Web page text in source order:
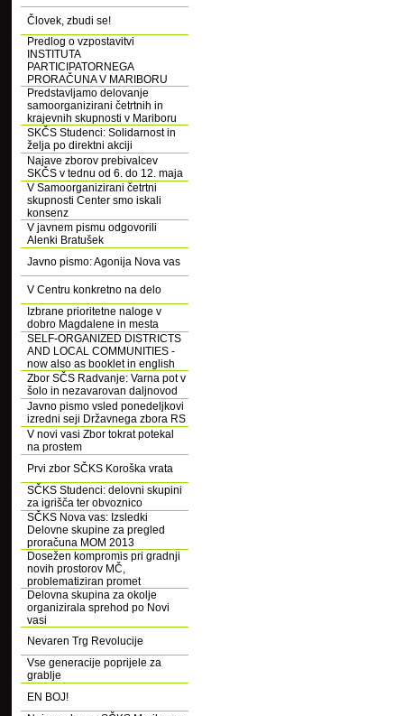
Človek, zbudi se!
Predlog o vzpostavitvi
INSTITUTA
PARTICIPATORNEGA
PRORAČUNA V MARIBORU
Predstavljamo delovanje
samoorganizirani četrtnih in
krajevnih skupnosti v Mariboru
SKČS Studenci: Solidarnost in
želja po direktni akciji
Najave zborov prebivalcev
SKČS v tednu od 6. do 12. maja
V Samoorganizirani četrtni
skupnosti Center smo iskali
konsenz
V javnem pismu odgovorili
Alenki Bratušek
Javno pismo: Agonija Nova vas
V Centru konkretno na delo
Izbrane prioritetne naloge v
dobro Magdalene in mesta
SELF-ORGANIZED DISTRICTS
AND LOCAL COMMUNITIES -
now also as booklet in english
Zbor SČS Radvanje: Varna pot v
šolo in nezavarovan daljnovod
Javno pismo vsled ponedeljkovi
izredni seji Državnega zbora RS
V novi vasi Zbor tokrat potekal
na prostem
Prvi zbor SČKS Koroška vrata
SČKS Studenci: delovni skupini
za igrišča ter obvoznico
SČKS Nova vas: Izsledki
Delovne skupine za pregled
proračuna MOM 2013
Dosežen kompromis pri gradnji
novih prostorov MČ,
problematiziran promet
Delovna skupina za okolje
organizirala sprehod po Novi
vasi
Nevaren Trg Revolucije
Vse generacije poprijele za
grablje
EN BOJ!